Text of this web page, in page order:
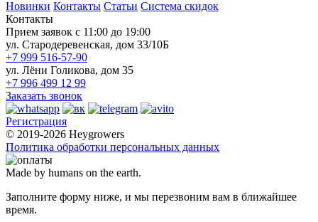
Новинки Контакты Статьи Система скидок
Контакты
Прием заявок с 11:00 до 19:00
ул. Стародеревенская, дом 33/10Б
+7 999 516-57-90
ул. Лёни Голикова, дом 35
+7 996 499 12 99
Заказать звонок
Регистрация
© 2019-2026 Heygrowers
Политика обработки персональных данных
Made by humans on the earth.
Заполните форму ниже, и мы перезвоним вам в ближайшее
время.